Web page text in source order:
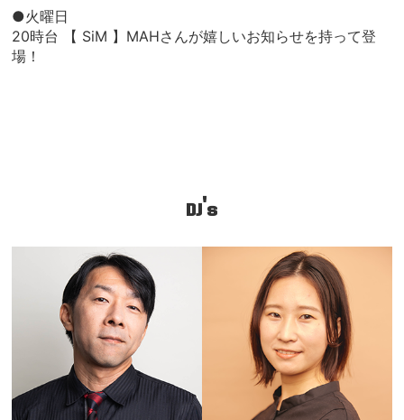
●火曜日
20時台 【 SiM 】MAHさんが嬉しいお知らせを持って登
場！
DJ's